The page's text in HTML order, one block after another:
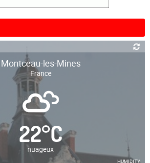
Montceau-les-Mines
France
22°C
nuageux
HUMIDITY